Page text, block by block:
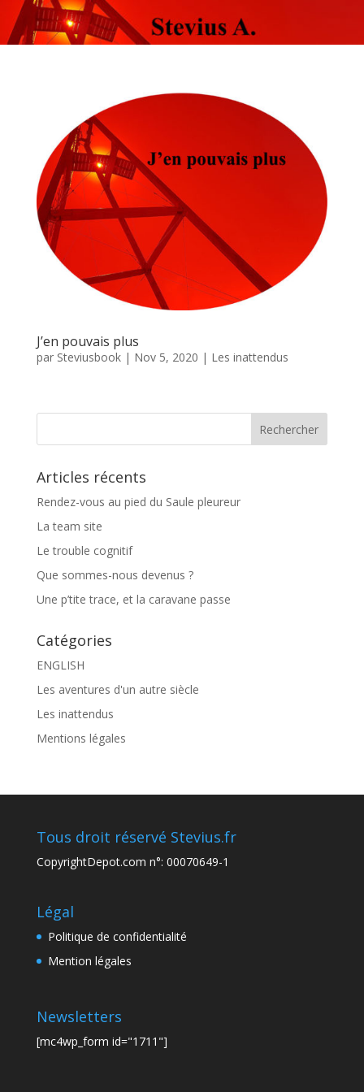
J’en pouvais plus
par Steviusbook| Nov 5, 2020 | Les inattendus
Articles récents
Rendez-vous au pied du Saule pleureur
La team site
Le trouble cognitif
Que sommes-nous devenus ?
Une p’tite trace, et la caravane passe
Catégories
ENGLISH
Les aventures d'un autre siècle
Les inattendus
Mentions légales
Tous droit réservé Stevius.fr
CopyrightDepot.com n°: 00070649-1
Légal
Politique de confidentialité
Mention légales
Newsletters
[mc4wp_form id="1711"]